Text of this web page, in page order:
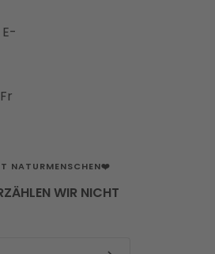
NATURMENSCHEN❤️
WIR NICHT